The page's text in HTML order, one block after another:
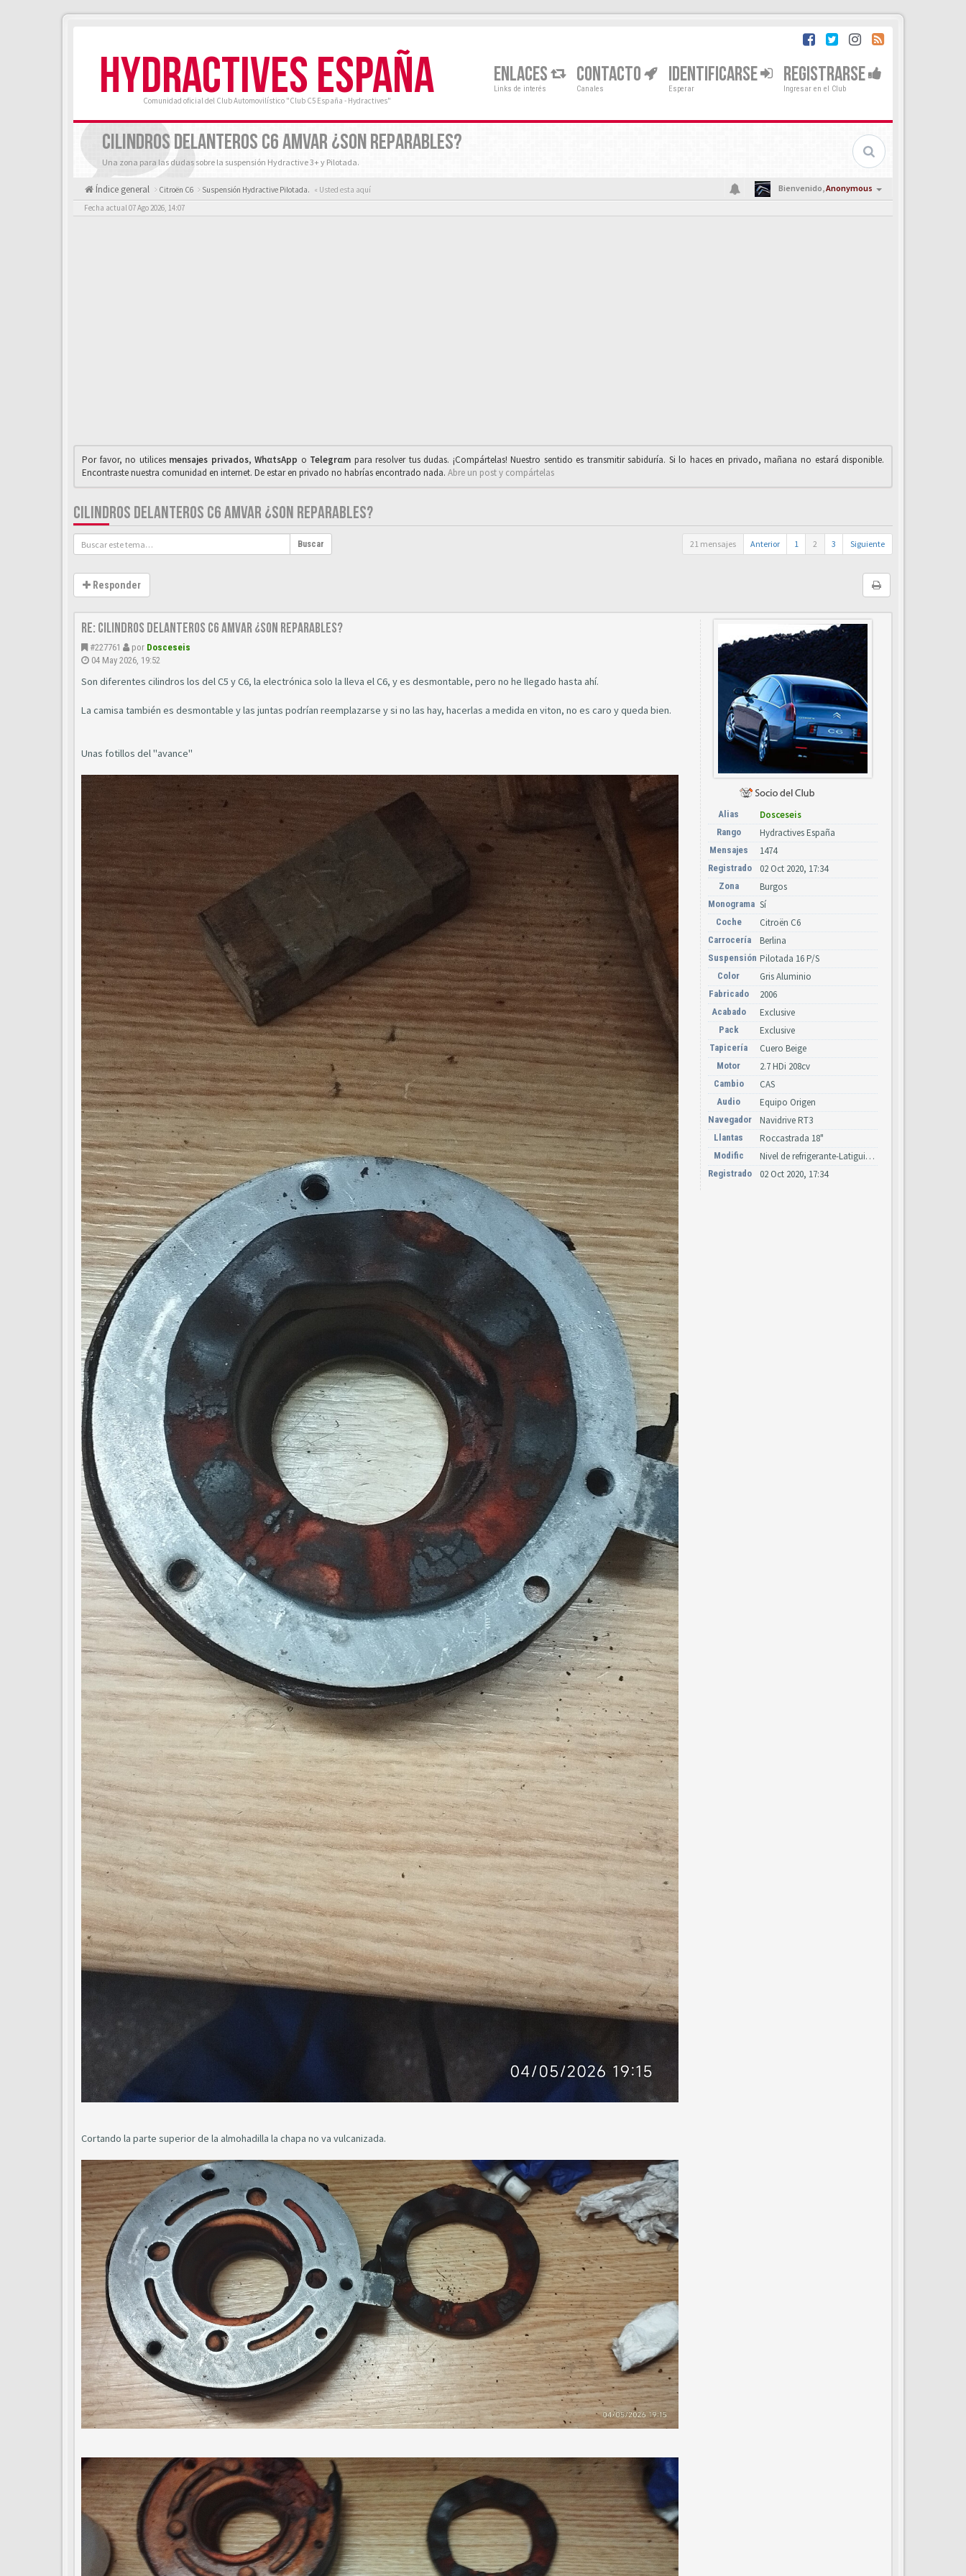
HYDRACTIVES ESPAÑA
Comunidad oficial del Club Automovilístico "Club C5 España - Hydractives"
ENLACES
Links de interés
CONTACTO
Canales
IDENTIFICARSE
Esperar
REGISTRARSE
Ingresar en el Club
CILINDROS DELANTEROS C6 AMVAR ¿SON REPARABLES?
Una zona para las dudas sobre la suspensión Hydractive 3+ y Pilotada.
Índice general Citroën C6 Suspensión Hydractive Pilotada. « Usted esta aquí Bienvenido,Anonymous
Fecha actual 07 Ago 2026, 14:07
Por favor, no utilices mensajes privados,WhαtsApp o Telegrαm para resolver tus dudas. ¡Compártelas! Nuestro sentido es transmitir sabiduría. Si lo haces en privado, mañana no estará disponible.
Encontraste nuestra comunidad en internet. De estar en privado no habrías encontrado nada. Abre un post y compártelas
CILINDROS DELANTEROS C6 AMVAR ¿SON REPARABLES?
Buscar 21 mensajes Anterior 1 2 3 Siguiente
Responder
Re: CILINDROS DELANTEROS C6 AMVAR ¿SON REPARABLES?
#227761 por Dosceseis
04 May 2026, 19:52
Son diferentes cilindros los del C5 y C6, la electrónica solo la lleva el C6, y es desmontable, pero no he llegado hasta ahí.
La camisa también es desmontable y las juntas podrían reemplazarse y si no las hay, hacerlas a medida en viton, no es caro y queda bien.
Unas fotillos del "avance"
Cortando la parte superior de la almohadilla la chapa no va vulcanizada.
Alias Dosceseis
Rango Hydractives España
Mensajes 1474
Registrado 02 Oct 2020, 17:34
Zona Burgos
Monograma Sí
Coche Citroën C6
Carrocería Berlina
Suspensión Pilotada 16 P/S
Color Gris Aluminio
Fabricado 2006
Acabado Exclusive
Pack Exclusive
Tapicería Cuero Beige
Motor 2.7 HDi 208cv
Cambio CAS
Audio Equipo Origen
Navegador Navidrive RT3
Llantas Roccastrada 18"
Modific Nivel de refrigerante-Latiguillos suspensión y dirección, led FAP.
Registrado 02 Oct 2020, 17:34